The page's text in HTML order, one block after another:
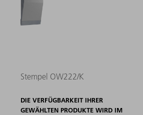
Stempel OW222/K
DIE VERFÜGBARKEIT IHRER
GEWÄHLTEN PRODUKTE WIRD IM